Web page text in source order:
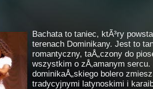
Bachata to taniec, ktÃ³ry
terenach Dominikany. Jest to
romantyczny, taÅ„czony do
wszystkim o zÅ‚amanym
dominikaÅ„skiego bolero
tradycyjnymi latynoskimi i